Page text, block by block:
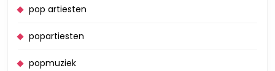
pop artiesten
popartiesten
popmuziek